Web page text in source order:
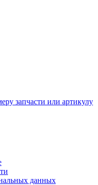
запчасти или артикулу
данных